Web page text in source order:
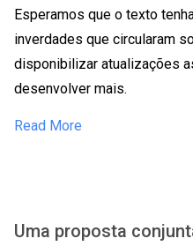
Esperamos que o texto
inverdades que circularam
disponibilizar atualizações
desenvolver mais.
Read More
Uma proposta